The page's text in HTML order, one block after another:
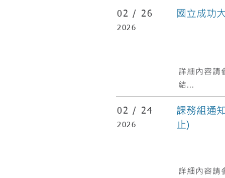
02 / 26
2026
國立成功
詳細內容請
結...
02 / 24
2026
課務組通
止)
詳細內容請